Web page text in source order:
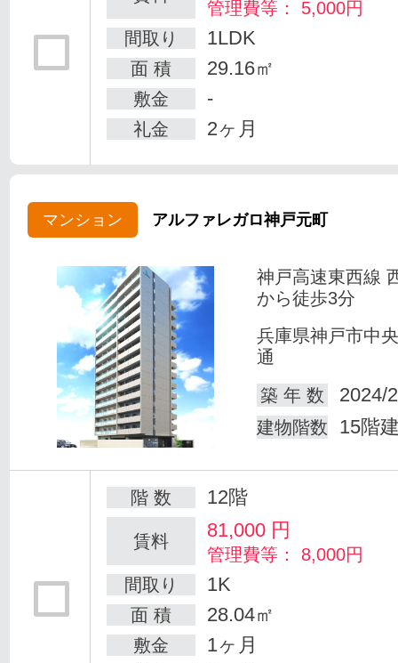
管理費等： 5,000円
間取り
1LDK
面 積 29.16㎡
敷金 -
礼金 2ヶ月
マンション アルファレガロ神戸元町
神戸高速東西線
から徒歩3分
兵庫県神戸市中
通
築 年 数
2024/
建物階数 15階
階 数 12階
賃料 81,000 円
管理費等： 8,000円
間取り
1K
面 積 28.04㎡
敷金 1ヶ月